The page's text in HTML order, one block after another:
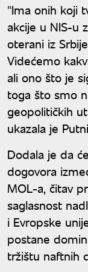
"Ima onih koji
akcije u NIS-u
oterani iz
Videćemo
ali ono što je
toga što smo
geopolitičkih
ukazala je
Dodala je da
dogovora
MOL-a, čitav
saglasnost
i Evropske
postane
tržištu naftnih